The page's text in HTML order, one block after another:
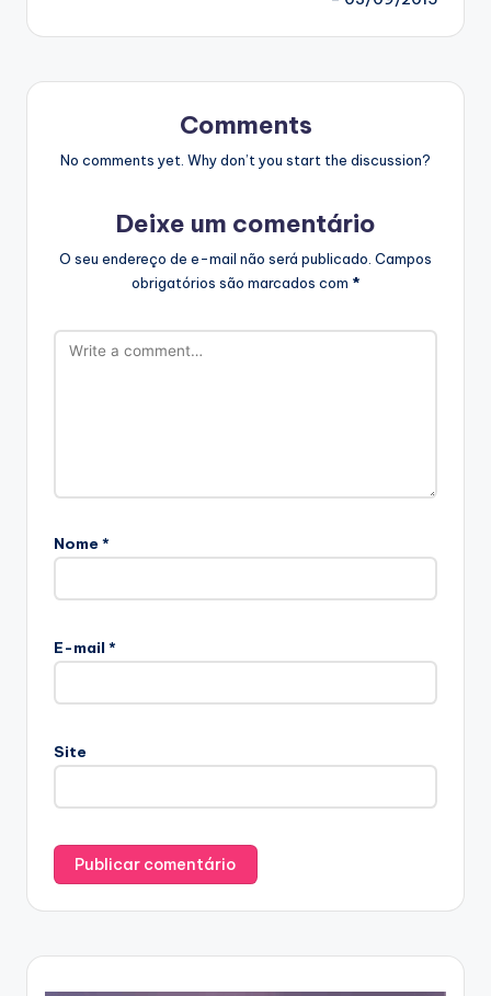
Comments
No comments yet. Why don’t you start the discussion?
Deixe um comentário
O seu endereço de e-mail não será publicado. Campos
obrigatórios são marcados com *
Nome *
E-mail *
Site